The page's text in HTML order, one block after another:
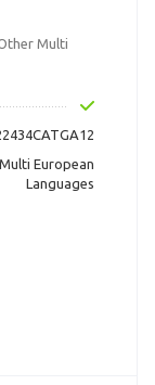
Multi
Multi European
Languages